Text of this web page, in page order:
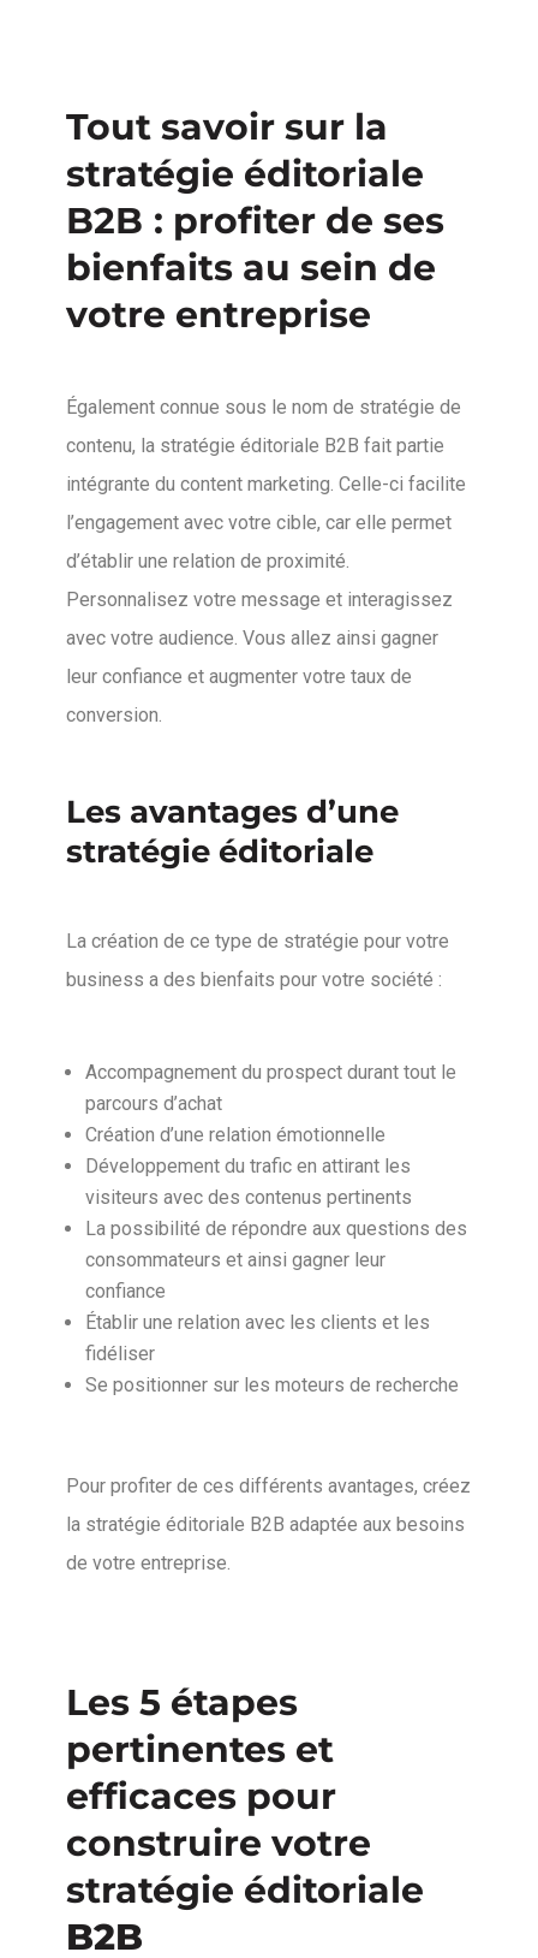
Tout savoir sur la
stratégie éditoriale
B2B : profiter de ses
bienfaits au sein de
votre entreprise
Également connue sous le nom de stratégie de
contenu, la stratégie éditoriale B2B fait partie
intégrante du content marketing. Celle-ci facilite
l’engagement avec votre cible, car elle permet
d’établir une relation de proximité.
Personnalisez votre message et interagissez
avec votre audience. Vous allez ainsi gagner
leur confiance et augmenter votre taux de
conversion.
Les avantages d’une
stratégie éditoriale
La création de ce type de stratégie pour votre
business a des bienfaits pour votre société :
Accompagnement du prospect durant tout le
parcours d’achat
Création d’une relation émotionnelle
Développement du trafic en attirant les
visiteurs avec des contenus pertinents
La possibilité de répondre aux questions des
consommateurs et ainsi gagner leur
confiance
Établir une relation avec les clients et les
fidéliser
Se positionner sur les moteurs de recherche
Pour profiter de ces différents avantages, créez
la stratégie éditoriale B2B adaptée aux besoins
de votre entreprise.
Les 5 étapes
pertinentes et
efficaces pour
construire votre
stratégie éditoriale
B2B